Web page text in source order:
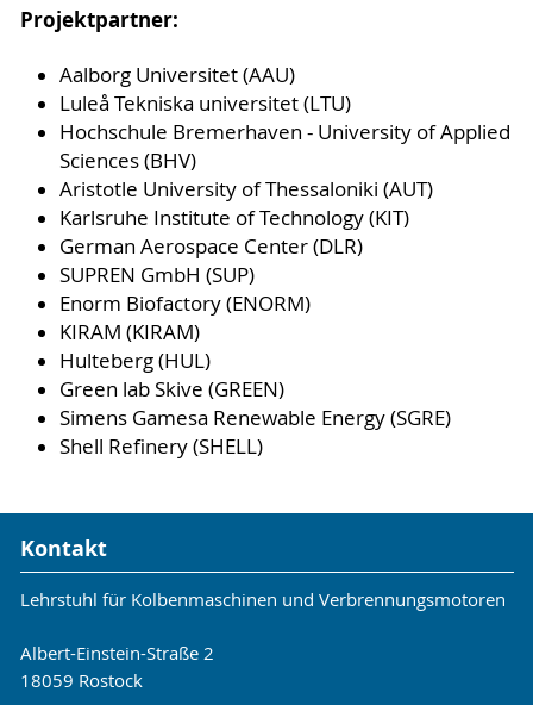
Projektpartner:
Aalborg Universitet (AAU)
Luleå Tekniska universitet (LTU)
Hochschule Bremerhaven - University of Applied
Sciences (BHV)
Aristotle University of Thessaloniki (AUT)
Karlsruhe Institute of Technology (KIT)
German Aerospace Center (DLR)
SUPREN GmbH (SUP)
Enorm Biofactory (ENORM)
KIRAM (KIRAM)
Hulteberg (HUL)
Green lab Skive (GREEN)
Simens Gamesa Renewable Energy (SGRE)
Shell Refinery (SHELL)
Kontakt
Lehrstuhl für Kolbenmaschinen und Verbrennungsmotoren
Albert-Einstein-Straße 2
18059 Rostock